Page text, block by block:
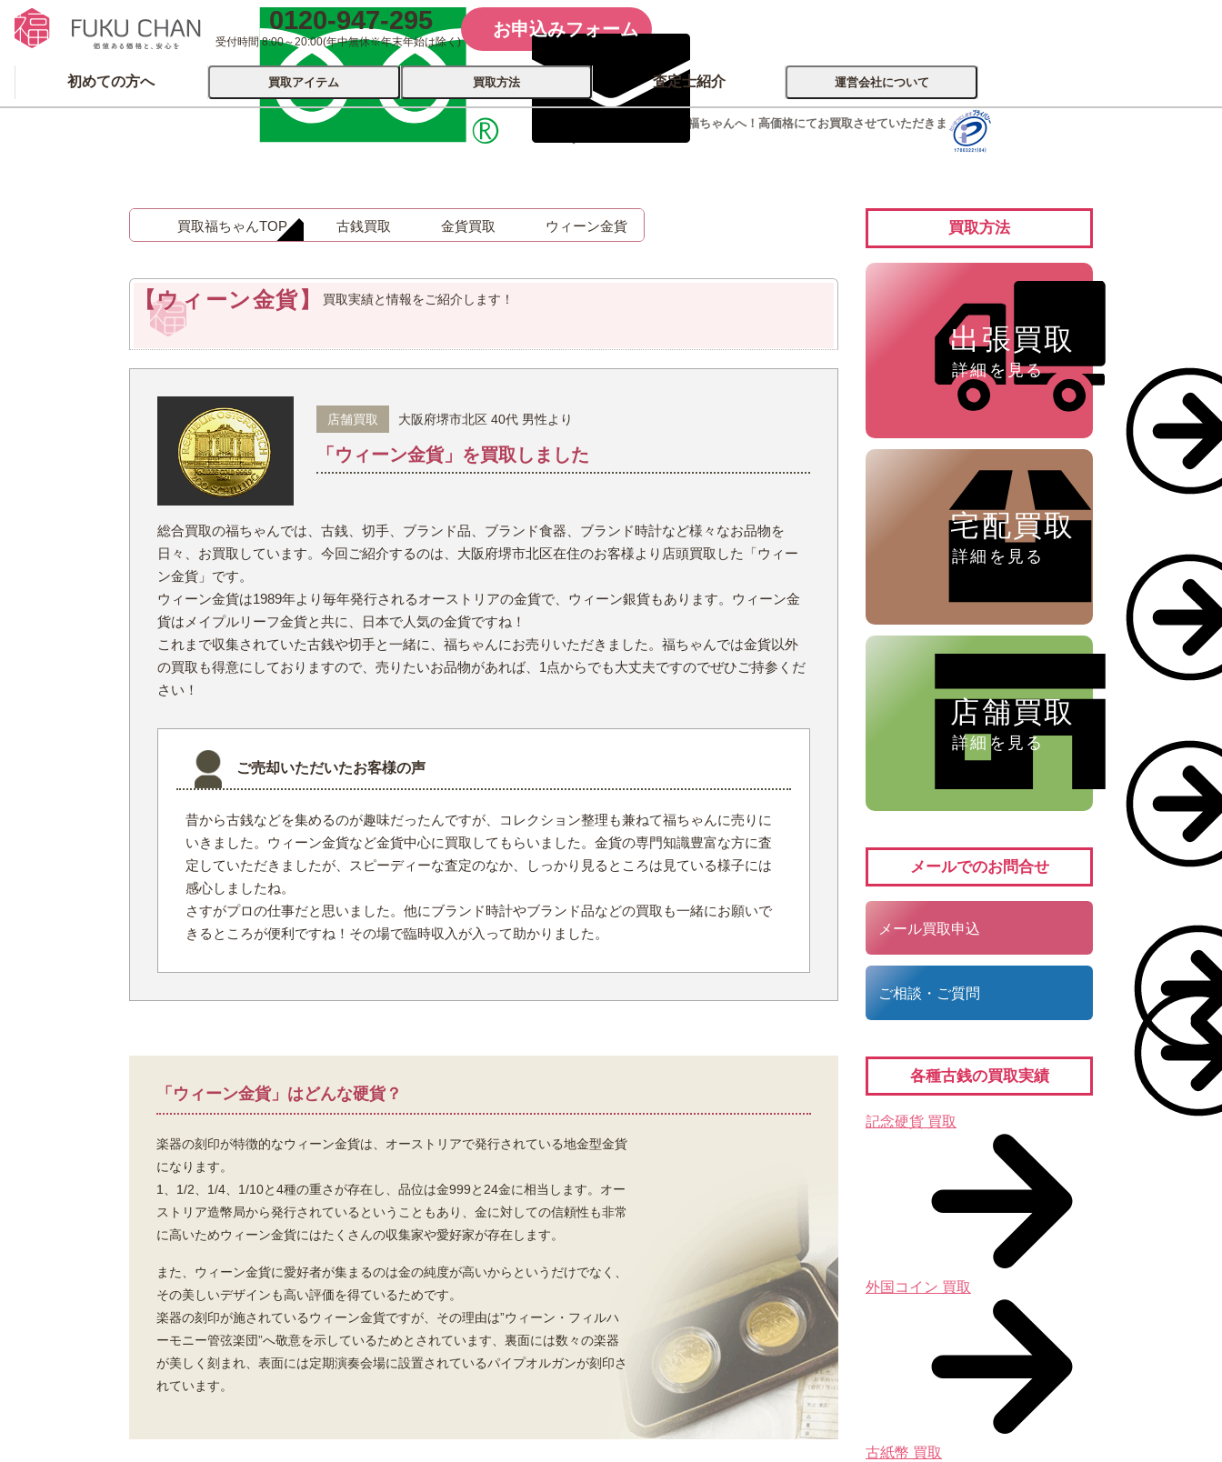
ウィーン金貨買取なら福ちゃんへ！高価格にてお買取させていただきま
0120-947-295
受付時間 8:00～20:00(年中無休※年末年始は除く)
お申込みフォーム
初めての方へ 買取アイテム
食器 洋服
ブランド
古銭 ⁄
レコード
お酒
金 ⁄
買取方法 査定士紹介 運営会社について
買取福ちゃんTOP 古銭買取 金貨買取 ウィーン金貨
【ウィーン金貨】 買取実績と情報をご紹介します！
店舗買取 大阪府堺市北区 40代 男性より
「ウィーン金貨」を買取しました
総合買取の福ちゃんでは、古銭、切手、ブランド品、ブランド食器、ブランド時計など様々なお品物を
日々、お買取しています。今回ご紹介するのは、大阪府堺市北区在住のお客様より店頭買取した「ウィー
ン金貨」です。
ウィーン金貨は1989年より毎年発行されるオーストリアの金貨で、ウィーン銀貨もあります。ウィーン金
貨はメイプルリーフ金貨と共に、日本で人気の金貨ですね！
これまで収集されていた古銭や切手と一緒に、福ちゃんにお売りいただきました。福ちゃんでは金貨以外
の買取も得意にしておりますので、売りたいお品物があれば、1点からでも大丈夫ですのでぜひご持参くだ
さい！
ご売却いただいたお客様の声
昔から古銭などを集めるのが趣味だったんですが、コレクション整理も兼ねて福ちゃんに売りに
いきました。ウィーン金貨など金貨中心に買取してもらいました。金貨の専門知識豊富な方に査
定していただきましたが、スピーディーな査定のなか、しっかり見るところは見ている様子には
感心しましたね。
さすがプロの仕事だと思いました。他にブランド時計やブランド品などの買取も一緒にお願いで
きるところが便利ですね！その場で臨時収入が入って助かりました。
「ウィーン金貨」はどんな硬貨？
楽器の刻印が特徴的なウィーン金貨は、オーストリアで発行されている地金型金貨
になります。
1、1/2、1/4、1/10と4種の重さが存在し、品位は金999と24金に相当します。オー
ストリア造幣局から発行されているということもあり、金に対しての信頼性も非常
に高いためウィーン金貨にはたくさんの収集家や愛好家が存在します。
また、ウィーン金貨に愛好者が集まるのは金の純度が高いからというだけでなく、
その美しいデザインも高い評価を得ているためです。
楽器の刻印が施されているウィーン金貨ですが、その理由は”ウィーン・フィルハ
ーモニー管弦楽団”へ敬意を示しているためとされています、裏面には数々の楽器
が美しく刻まれ、表面には定期演奏会場に設置されているパイプオルガンが刻印さ
れています。
買取方法
出張買取
詳細を見る
宅配買取
詳細を見る
店舗買取
詳細を見る
メールでのお問合せ
メール買取申込
ご相談・ご質問
各種古銭の買取実績
記念硬貨 買取
外国コイン 買取
古紙幣 買取